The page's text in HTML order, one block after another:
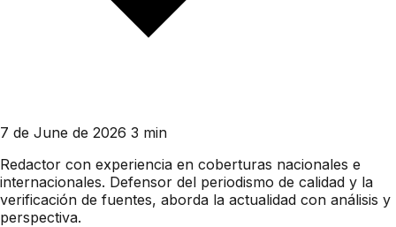
7 de June de 2026 3 min
Redactor con experiencia en coberturas nacionales e
internacionales. Defensor del periodismo de calidad y la
verificación de fuentes, aborda la actualidad con análisis y
perspectiva.